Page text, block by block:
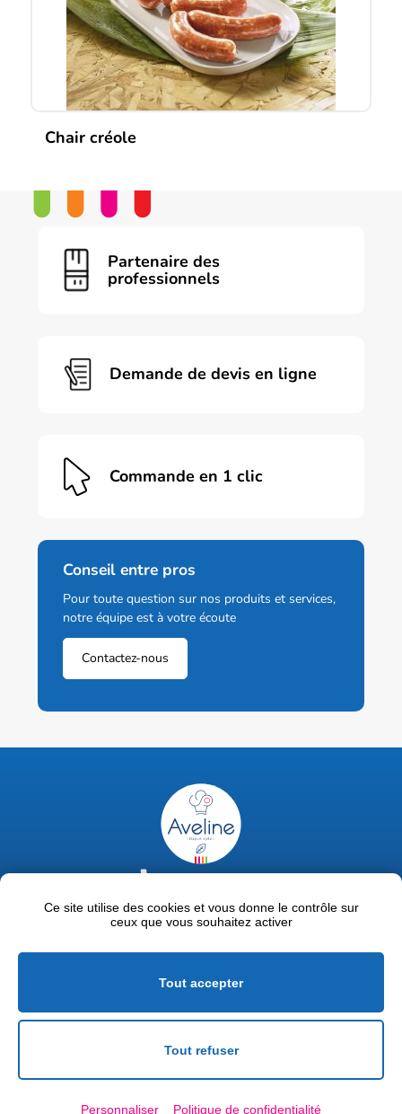
Chair créole
Partenaire des
professionnels
Demande de devis en ligne
Commande en 1 clic
Conseil entre pros
Pour toute question sur nos produits et services,
notre équipe est à votre écoute
Contactez-nous
02 47 63 18 92
contact@avelinepro.fr
Mentions légales
Politique de confidentialité
Ce site utilise des cookies et vous donne le contrôle sur
ceux que vous souhaitez activer
Tout accepter
Tout refuser
Personnaliser Politique de confidentialité